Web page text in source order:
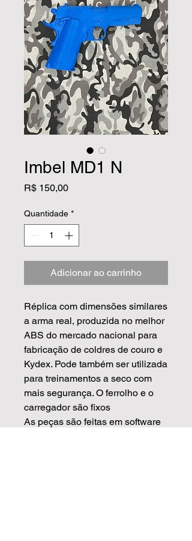
Imbel MD1 N
R$ 150,00Preço
Quantidade *
Adicionar ao carrinho
Réplica com dimensões similares
a arma real, produzida no melhor
ABS do mercado nacional para
fabricação de coldres de couro e
Kydex. Pode também ser utilizada
para treinamentos a seco com
mais segurança. O ferrolho e o
carregador são fixos
As peças são feitas em software